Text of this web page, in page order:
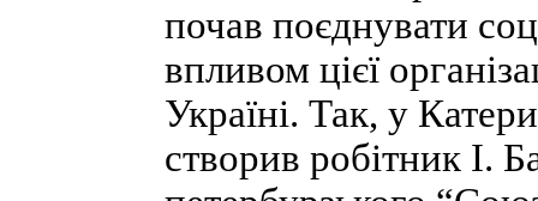
почав поєднувати
впливом цієї
Україні. Так, у
створив робітник І.